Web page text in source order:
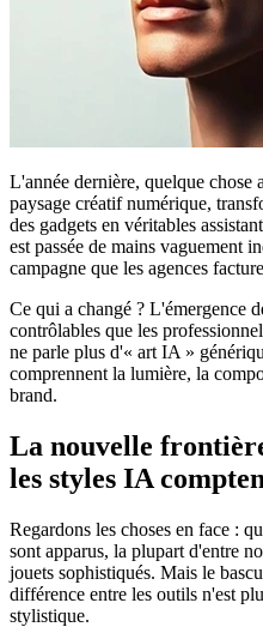
L'année dernière, quelque chose
paysage créatif numérique,
des gadgets en véritables
est passée de mains vaguement
campagne que les agences
Ce qui a changé ? L'émergence
contrôlables que les
ne parle plus d'« art IA »
comprennent la lumière, la
brand.
La nouvelle
les styles IA
Regardons les choses en face :
sont apparus, la plupart d'entre
jouets sophistiqués. Mais le
différence entre les outils n'est
stylistique.